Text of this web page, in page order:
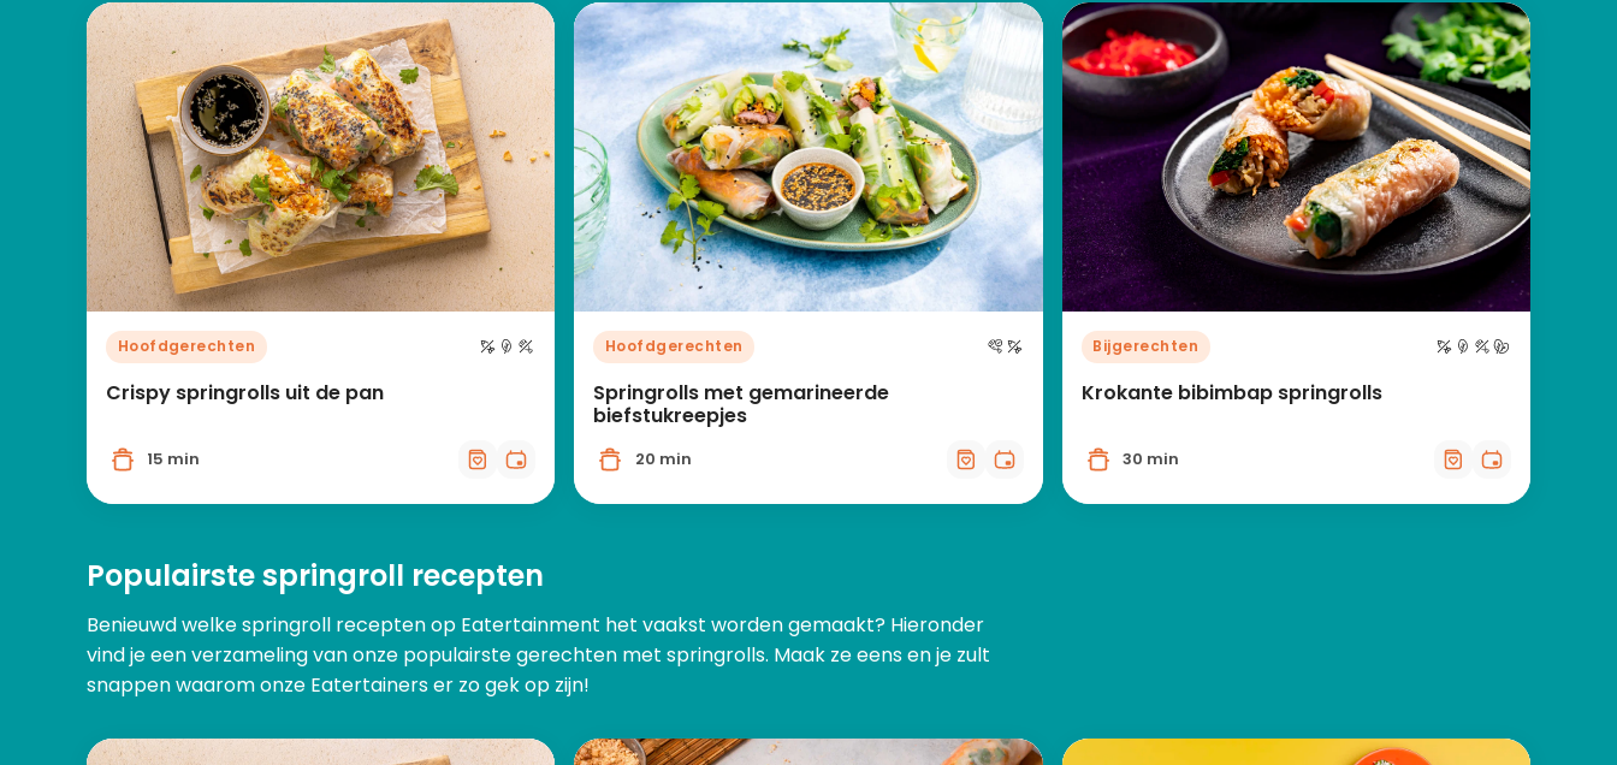
Hoofdgerechten
Crispy springrolls uit de pan
15 min
Hoofdgerechten
Springrolls met gemarineerde
biefstukreepjes
20 min
Bijgerechten
Krokante bibimbap springrolls
30 min
Populairste springroll recepten
Benieuwd welke springroll recepten op Eatertainment het vaakst worden gemaakt? Hieronder
vind je een verzameling van onze populairste gerechten met springrolls. Maak ze eens en je zult
snappen waarom onze Eatertainers er zo gek op zijn!